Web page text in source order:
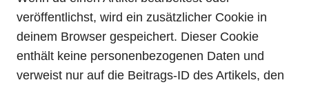
veröffentlichst, wird ein zusätzlicher Cookie in
deinem Browser gespeichert. Dieser Cookie
enthält keine personenbezogenen Daten und
verweist nur auf die Beitrags-ID des Artikels, den